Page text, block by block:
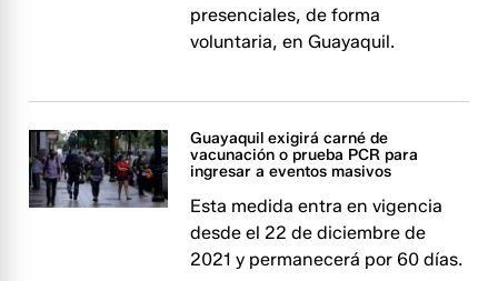
presenciales, de forma
voluntaria, en Guayaquil.
Guayaquil exigirá carné de
vacunación o prueba PCR para
ingresar a eventos masivos
Esta medida entra en vigencia
desde el 22 de diciembre de
2021 y permanecerá por 60 días.